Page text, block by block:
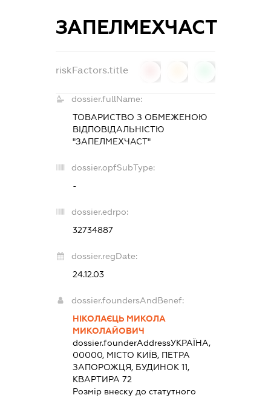
ЗАПЕЛМЕХЧАСТ
riskFactors.title
dossier.fullName:
ТОВАРИСТВО З ОБМЕЖЕНОЮ
ВІДПОВІДАЛЬНІСТЮ
"ЗАПЕЛМЕХЧАСТ"
dossier.opfSubType:
-
dossier.edrpo:
32734887
dossier.regDate:
24.12.03
dossier.foundersAndBenef:
НІКОЛАЄЦЬ МИКОЛА
МИКОЛАЙОВИЧ
dossier.founderAddressУКРАЇНА,
00000, МІСТО КИЇВ, ПЕТРА
ЗАПОРОЖЦЯ, БУДИНОК 11,
КВАРТИРА 72
Розмір внеску до статутного